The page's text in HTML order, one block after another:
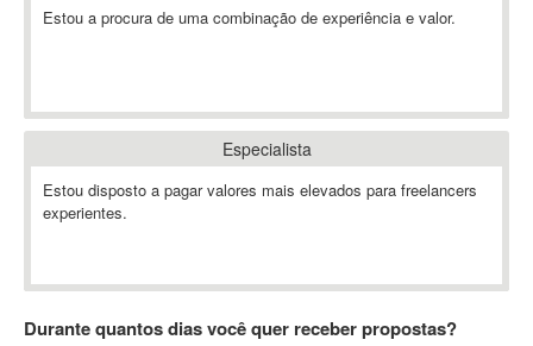
ABBYY FineReader
Ableton
Ableton Push
Abstract
AC3
Estou a procura de uma combinação de experiência e valor.
Especialista
Estou disposto a pagar valores mais elevados para freelancers
experientes.
Durante quantos dias você quer receber propostas?